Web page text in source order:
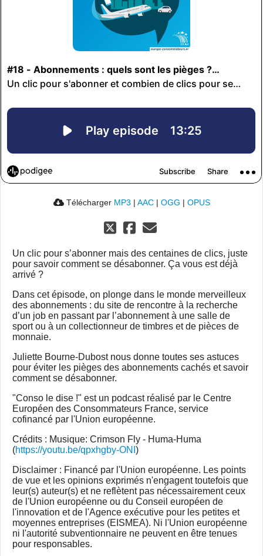
Télécharger MP3 | AAC| OGG | OPUS
Un clic pour s’abonner mais des centaines de clics, juste
pour savoir comment se désabonner. Ça vous est déjà
arrivé ?
Dans cet épisode, on plonge dans le monde merveilleux
des abonnements : du site de rencontre à la recherche
d’un job en passant par l’abonnement à une salle de
sport ou à un collectionneur de timbres et de pièces de
monnaie.
Juliette Bourne-Dubost nous donne toutes ses astuces
pour éviter les pièges des abonnements cachés et savoir
comment se désabonner.
"Conso le dise !" est un podcast réalisé par le Centre
Européen des Consommateurs France, service
cofinancé par l'Union européenne.
Crédits : Musique: Crimson Fly - Huma-Huma
(https://youtu.be/qpxhgby-ONI )
Disclaimer : Financé par l'Union européenne. Les points
de vue et les opinions exprimés n'engagent toutefois que
leur(s) auteur(s) et ne reflètent pas nécessairement ceux
de l'Union européenne ou du Conseil européen de
l'innovation et de l'Agence exécutive pour les petites et
moyennes entreprises (EISMEA). Ni l'Union européenne
ni l'autorité subventionnaire ne peuvent en être tenues
pour responsables.